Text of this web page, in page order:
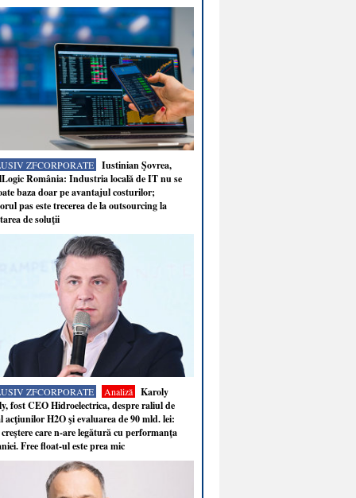
ZFCORPORATE
Iustinian Şovrea,
România: Industria locală de IT nu se
baza doar pe avantajul costurilor;
pas este trecerea de la outsourcing la
de soluţii
ZFCORPORATE Analiză
Karoly
fost CEO Hidroelectrica, despre raliul de
acţiunilor H2O şi evaluarea de 90 mld. lei:
creştere care n-are legătură cu performanţa
Free float-ul este prea mic